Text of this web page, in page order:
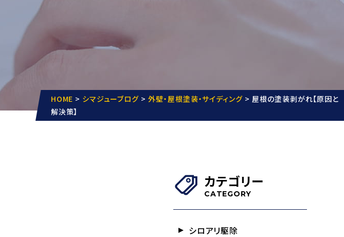
HOME > シマジューブログ > 外壁・屋根塗装・サイディング > 屋根の塗装剥がれ【原因と
解決策】
カテゴリー
CATEGORY
シロアリ駆除